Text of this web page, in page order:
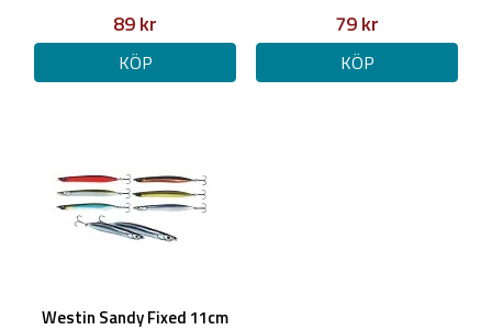
89 kr
KÖP
79 kr
KÖP
Westin Sandy Fixed 11cm